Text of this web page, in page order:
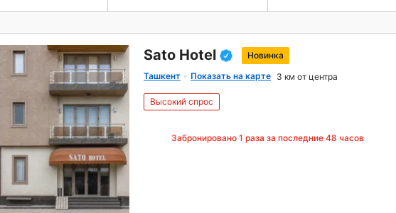
Sato Hotel
Новинка
Ташкент
Показать на карте 3 км от центра
Высокий спрос
Забронировано 1 раза за последние 48 часов